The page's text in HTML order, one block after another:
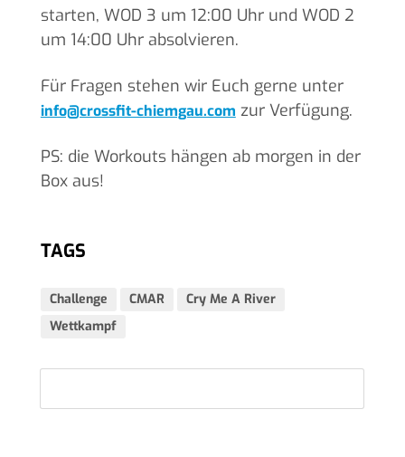
starten, WOD 3 um 12:00 Uhr und WOD 2
um 14:00 Uhr absolvieren.
Für Fragen stehen wir Euch gerne unter
info@crossfit-chiemgau.com zur Verfügung.
PS: die Workouts hängen ab morgen in der
Box aus!
TAGS
Challenge CMAR
Cry Me A River
Wettkampf